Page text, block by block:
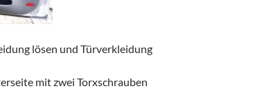
lösen und Türverkleidung
mit zwei Torxschrauben